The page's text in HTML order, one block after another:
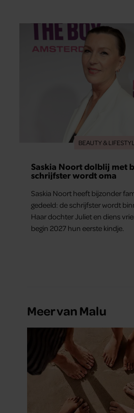
BEAUTY &
Saskia Noort dolblij met
schrijfster wordt oma
Saskia Noort heeft bijzonder
gedeeld: de schrijfster wordt
Haar dochter Juliet en diens
begin 2027 hun eerste kindje.
Meer van Malu